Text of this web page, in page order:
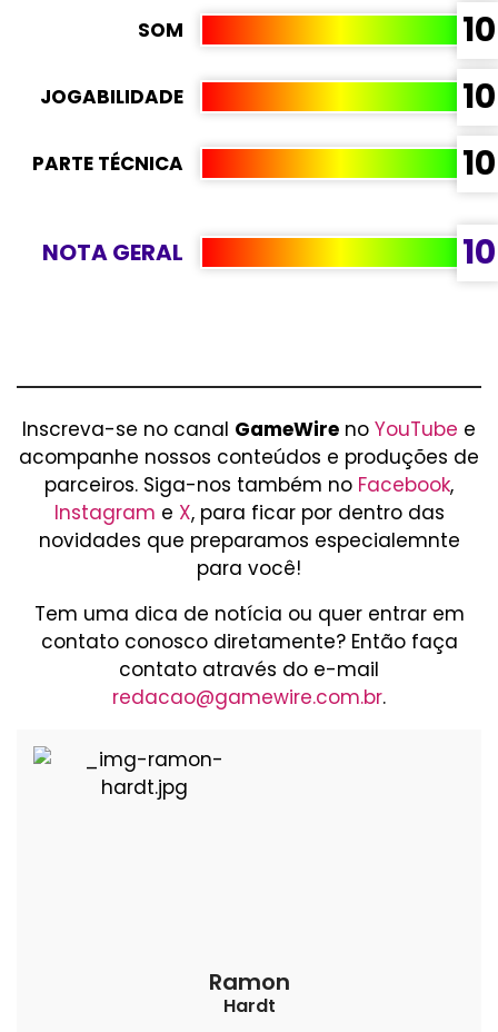
SOM 10
JOGABILIDADE 10
PARTE TÉCNICA 10
NOTA GERAL 10
Inscreva-se no canal GameWire no YouTube e
acompanhe nossos conteúdos e produções de
parceiros. Siga-nos também no Facebook,
Instagram e X, para ficar por dentro das
novidades que preparamos especialemnte
para você!
Tem uma dica de notícia ou quer entrar em
contato conosco diretamente? Então faça
contato através do e-mail
redacao@gamewire.com.br.
Ramon
Hardt